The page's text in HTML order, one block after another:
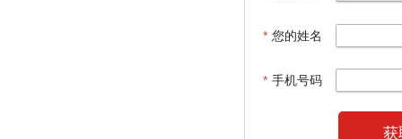
* 您的姓名
* 手机号码
获